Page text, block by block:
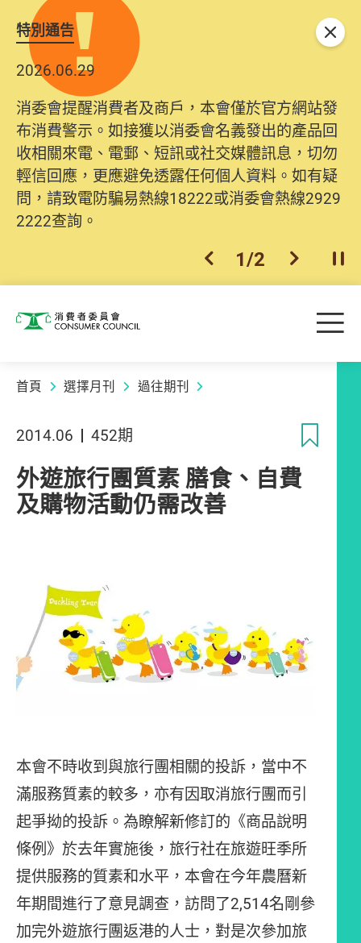
特別通告
2026.06.29
消委會提醒消費者及商戶，本會僅於官方網站發
布消費警示。如接獲以消委會名義發出的產品回
收相關來電、電郵、短訊或社交媒體訊息，切勿
輕信回應，更應避免透露任何個人資料。如有疑
問，請致電防騙易熱線18222或消委會熱線2929
2222查詢。
上一個
1/2 下一個開
關閉
消費者委員會 目
首頁 選擇月刊 過往期刊
2014.06 452期
外遊旅行團質素 膳食、自費
及購物活動仍需改善
本會不時收到與旅行團相關的投訴，當中不
滿服務質素的較多，亦有因取消旅行團而引
起爭拗的投訴。為瞭解新修訂的《商品說明
條例》於去年實施後，旅行社在旅遊旺季所
提供服務的質素和水平，本會在今年農曆新
年期間進行了意見調查，訪問了2,514名剛參
加完外遊旅行團返港的人士，對是次參加旅